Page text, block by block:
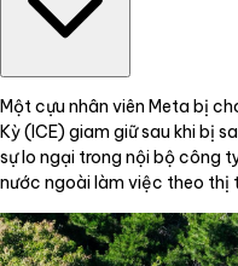
Một cựu nhân viên Meta bị
Kỳ (ICE) giam giữ sau khi bị
sự lo ngại trong nội bộ công
nước ngoài làm việc theo thị